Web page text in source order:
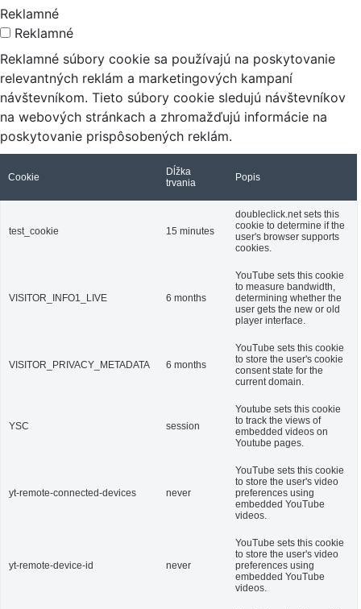
Reklamné
Reklamné
Reklamné súbory cookie sa používajú na poskytovanie
relevantných reklám a marketingových kampaní
návštevníkom. Tieto súbory cookie sledujú návštevníkov
na webových stránkach a zhromažďujú informácie na
poskytovanie prispôsobených reklám.
Cookie
Dĺžka
trvania
Popis
test_cookie 15 minutes
doubleclick.net sets this
cookie to determine if the
user's browser supports
cookies.
VISITOR_INFO1_LIVE 6 months
YouTube sets this cookie
to measure bandwidth,
determining whether the
user gets the new or old
player interface.
VISITOR_PRIVACY_METADATA 6 months
YouTube sets this cookie
to store the user's cookie
consent state for the
current domain.
YSC session
Youtube sets this cookie
to track the views of
embedded videos on
Youtube pages.
yt-remote-connected-devices never
YouTube sets this cookie
to store the user's video
preferences using
embedded YouTube
videos.
yt-remote-device-id never
YouTube sets this cookie
to store the user's video
preferences using
embedded YouTube
videos.